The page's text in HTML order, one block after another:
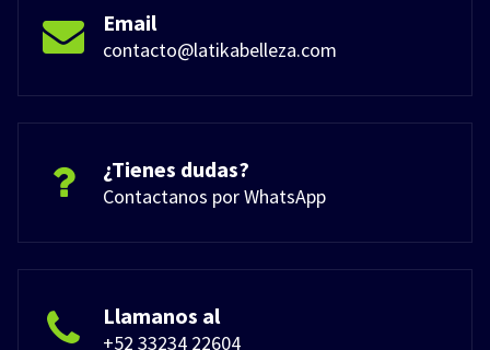
Email
contacto@latikabelleza.com
¿Tienes dudas?
Contactanos por WhatsApp
Llamanos al
+52 33234 22604